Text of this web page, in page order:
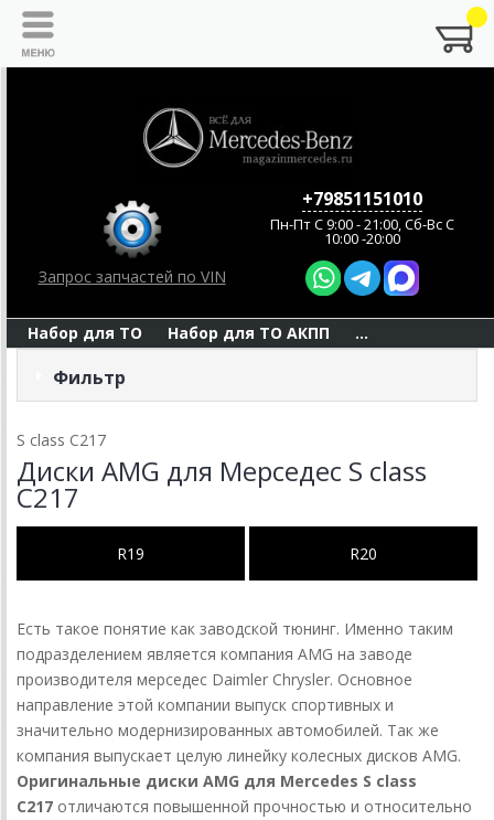
Запрос запчастей по VIN
+79851151010
Пн-Пт C 9:00 - 21:00, Сб-Вс С
10:00 -20:00
Набор для ТО Набор для ТО АКПП ...
Фильтр
S class C217
Диски AMG для Мерседес S class
C217
R19 R20
Есть такое понятие как заводской тюнинг. Именно таким
подразделением является компания AMG на заводе
производителя мерседес Daimler Chrysler. Основное
направление этой компании выпуск спортивных и
значительно модернизированных автомобилей. Так же
компания выпускает целую линейку колесных дисков AMG.
Оригинальные диски AMG для Mercedes S class
C217 отличаются повышенной прочностью и относительно